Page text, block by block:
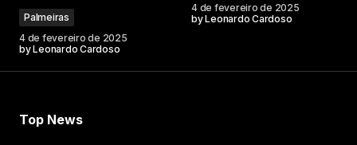
Palmeiras
4 de fevereiro de 2025
byLeonardo Cardoso
4 de fevereiro de 2025
byLeonardo Cardoso
Top News